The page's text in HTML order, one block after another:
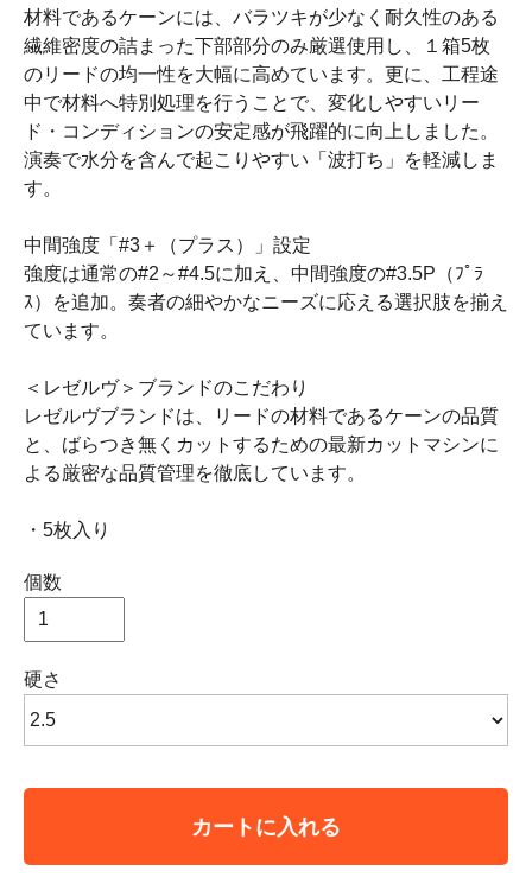
材料であるケーンには、バラツキが少なく耐久性のある
繊維密度の詰まった下部部分のみ厳選使用し、１箱5枚
のリードの均一性を大幅に高めています。更に、工程途
中で材料へ特別処理を行うことで、変化しやすいリー
ド・コンディションの安定感が飛躍的に向上しました。
演奏で水分を含んで起こりやすい「波打ち」を軽減しま
す。
中間強度「#3＋（プラス）」設定
強度は通常の#2～#4.5に加え、中間強度の#3.5P（ﾌﾟﾗ
ｽ）を追加。奏者の細やかなニーズに応える選択肢を揃え
ています。
＜レゼルヴ＞ブランドのこだわり
レゼルヴブランドは、リードの材料であるケーンの品質
と、ばらつき無くカットするための最新カットマシンに
よる厳密な品質管理を徹底しています。
・5枚入り
個数
硬さ
カートに入れる